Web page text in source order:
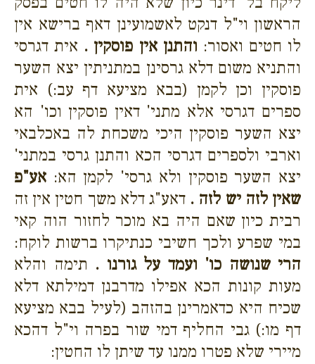
הראשון וי"ל דנקט לאשמועינן דאף ברישא אין
לו חטים ואסור: והתנן אין פוסקין . אית דגרסי
והתניא משום דלא גרסינן במתניתין יצא השער
פוסקין וכן לקמן (בבא מציעא דף עב:) אית
ספרים דגרסי אלא מתני' דאין פוסקין וכו' הא
יצא השער פוסקין היכי משכחת לה באכלבאי
וארבי ולספרים דגרסי הכא והתנן גרסי במתני'
יצא השער פוסקין ולא גרסי' לקמן הא: אע"פ
שאין לזה יש לזה . דאע"ג דלא משך חטין אין זה
רבית כיון שאם היה בא מוכר לחזור הוה קאי
במי שפרע ולכך חשיבי כנתיקרו ברשות לוקח:
הרי שנושה כו' ועמד על גורנו . תימה והלא
מעות קונות הכא אפילו מדרבנן דמילתא דלא
שכיח היא כדאמרינן בהזהב (לעיל בבא מציעא
דף מו:) גבי החליף דמי שור בפרה וי"ל דהכא
מיירי שלא פטרו ממנו עד שיתן לו החטין: